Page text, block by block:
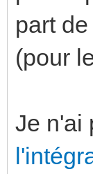
part
(pour
Je n'ai